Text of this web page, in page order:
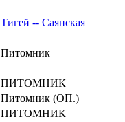
Тигей -- Саянская
Питомник
ПИТОМНИК
Питомник (ОП.)
ПИТОМНИК